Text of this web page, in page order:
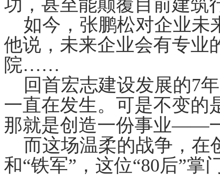
功，甚至能颠覆目前建筑
如今，张鹏松对企业未
他说，未来企业会有专业
院……
回首宏志建设发展的7
一直在发生。可是不变的
那就是创造一份事业——
而这场温柔的战争，在
和“铁军”，这位“80后”掌